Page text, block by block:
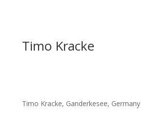
Timo Kracke
Timo Kracke, Ganderkesee, Germany